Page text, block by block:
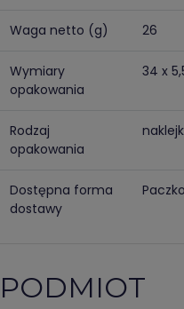
Waga netto (g) 26
Wymiary
opakowania
34 x
Rodzaj
opakowania
Dostępna forma
dostawy
PODMIOT